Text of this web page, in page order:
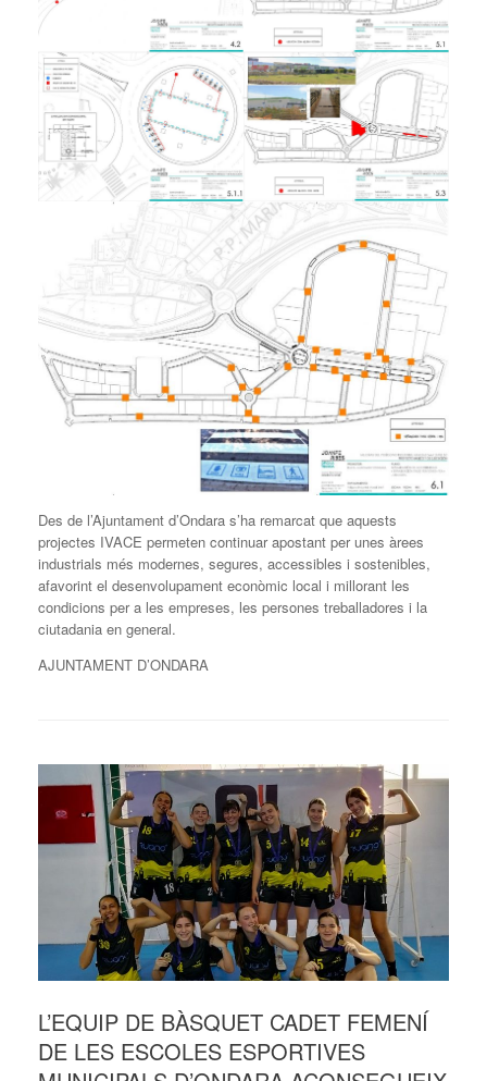
Des de l’Ajuntament d’Ondara s’ha remarcat que aquests
projectes IVACE permeten continuar apostant per unes àrees
industrials més modernes, segures, accessibles i sostenibles,
afavorint el desenvolupament econòmic local i millorant les
condicions per a les empreses, les persones treballadores i la
ciutadania en general.
AJUNTAMENT D’ONDARA
L’EQUIP DE BÀSQUET CADET FEMENÍ
DE LES ESCOLES ESPORTIVES